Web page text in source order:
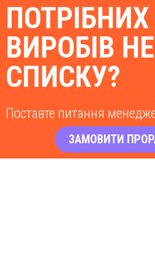
ПОТРІБНИХ
ВИРОБІВ
СПИСКУ?
Поставте питання
ЗАМОВИТИ